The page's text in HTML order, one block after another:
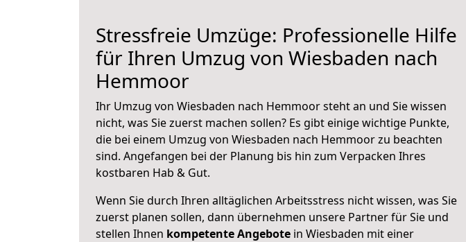
Stressfreie Umzüge: Professionelle Hilfe
für Ihren Umzug von Wiesbaden nach
Hemmoor
Ihr Umzug von Wiesbaden nach Hemmoor steht an und Sie wissen
nicht, was Sie zuerst machen sollen? Es gibt einige wichtige Punkte,
die bei einem Umzug von Wiesbaden nach Hemmoor zu beachten
sind. Angefangen bei der Planung bis hin zum Verpacken Ihres
kostbaren Hab & Gut.
Wenn Sie durch Ihren alltäglichen Arbeitsstress nicht wissen, was Sie
zuerst planen sollen, dann übernehmen unsere Partner für Sie und
stellen Ihnen kompetente Angebote in Wiesbaden mit einer